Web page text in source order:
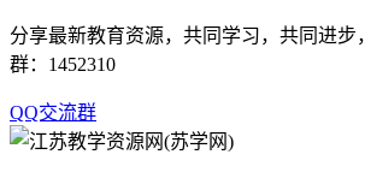
分享最新教育资源，共同学习，共同进步
群：1452310
QQ交流群